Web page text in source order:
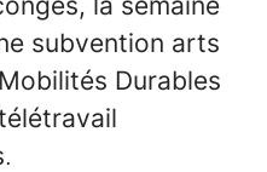
subvention arts
Durables
.